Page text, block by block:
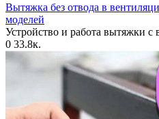
Вытяжка без отвода в
моделей
Устройство и работа вытяжки с
0 33.8к.